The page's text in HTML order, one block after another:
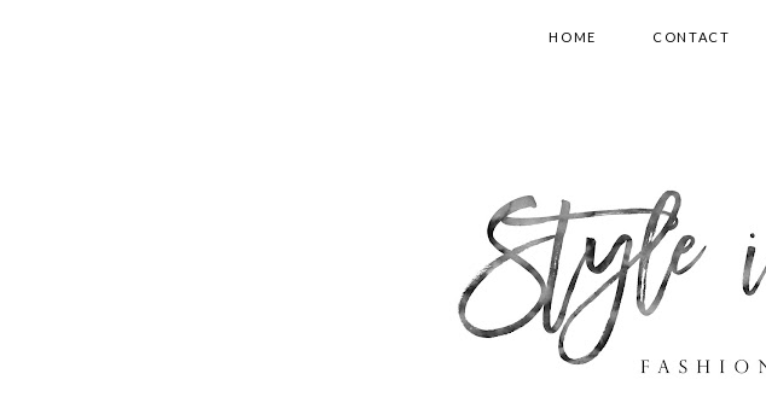
HOME CONTACT